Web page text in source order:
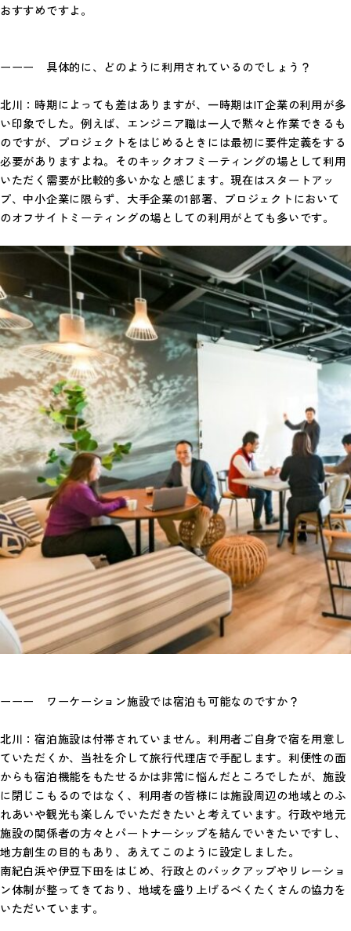
おすすめですよ。
ーーー 具体的に、どのように利用されているのでしょう？
北川：時期によっても差はありますが、一時期はIT企業の利用が多
い印象でした。例えば、エンジニア職は一人で黙々と作業できるも
のですが、プロジェクトをはじめるときには最初に要件定義をする
必要がありますよね。そのキックオフミーティングの場として利用
いただく需要が比較的多いかなと感じます。現在はスタートアッ
プ、中小企業に限らず、大手企業の1部署、プロジェクトにおいて
のオフサイトミーティングの場としての利用がとても多いです。
ーーー ワーケーション施設では宿泊も可能なのですか？
北川：宿泊施設は付帯されていません。利用者ご自身で宿を用意し
ていただくか、当社を介して旅行代理店で手配します。利便性の面
からも宿泊機能をもたせるかは非常に悩んだところでしたが、施設
に閉じこもるのではなく、利用者の皆様には施設周辺の地域とのふ
れあいや観光も楽しんでいただきたいと考えています。行政や地元
施設の関係者の方々とパートナーシップを結んでいきたいですし、
地方創生の目的もあり、あえてこのように設定しました。
南紀白浜や伊豆下田をはじめ、行政とのバックアップやリレーショ
ン体制が整ってきており、地域を盛り上げるべくたくさんの協力を
いただいています。